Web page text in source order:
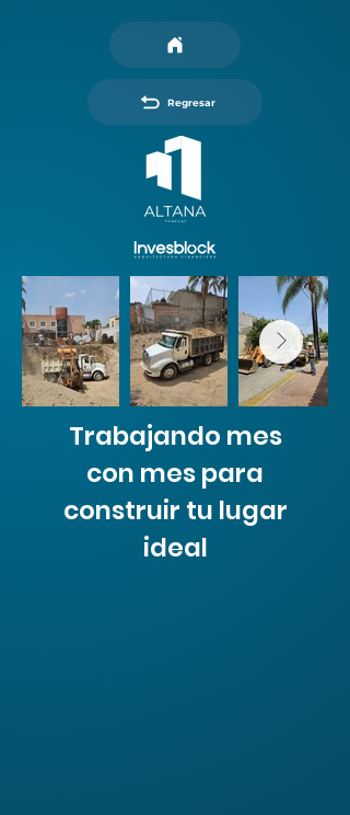
Regresar
Trabajando mes
con mes para
construir tu lugar
ideal